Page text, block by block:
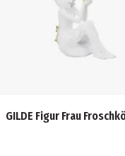
GILDE Figur Frau